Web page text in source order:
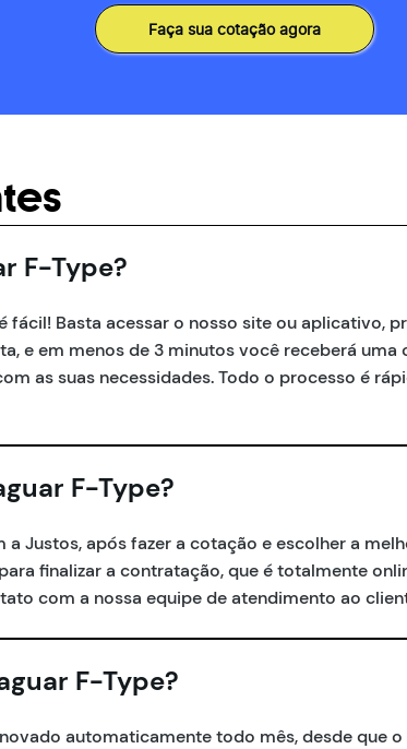
Faça sua cotação agora
F-Type?
fácil! Basta acessar o nosso site ou aplicativo,
e em menos de 3 minutos você receberá uma
as suas necessidades. Todo o processo é
F-Type?
Justos, após fazer a cotação e escolher a
finalizar a contratação, que é totalmente
com a nossa equipe de atendimento ao
F-Type?
automaticamente todo mês, desde que